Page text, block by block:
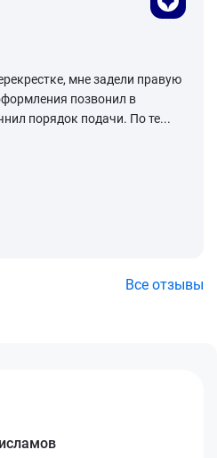
мне задели правую
позвонил в
порядок подачи. По те...
Все отзывы